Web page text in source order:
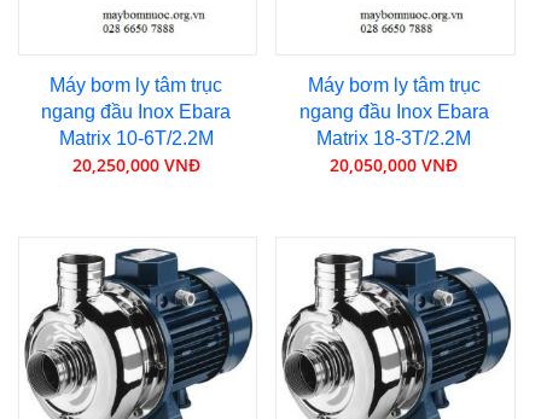
Máy bơm ly tâm trục
ngang đầu Inox Ebara
Matrix 10-6T/2.2M
20,250,000 VNĐ
Máy bơm ly tâm trục
ngang đầu Inox Ebara
Matrix 18-3T/2.2M
20,050,000 VNĐ